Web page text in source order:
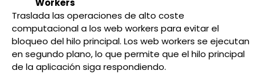
Traslada las operaciones de alto coste
computacional a los web workers para evitar el
bloqueo del hilo principal. Los web workers se ejecutan
en segundo plano, lo que permite que el hilo principal
de la aplicación siga respondiendo.